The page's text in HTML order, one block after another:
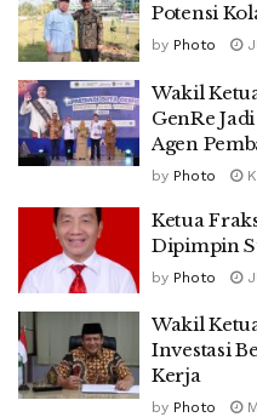
Potensi
by Photo
Wakil
GenRe
Agen
by Photo
Ketua
Dipimpin
by Photo
Wakil
Investasi
Kerja
by Photo